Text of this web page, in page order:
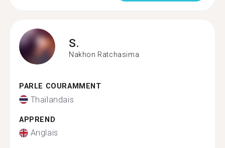
S.
Nakhon Ratchasima
PARLE COURAMMENT
Thaïlandais
APPREND
Anglais